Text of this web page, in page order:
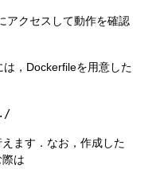
アクセスして動作を確認
，Dockerfileを用意した
./
ます．なお，作成した
は